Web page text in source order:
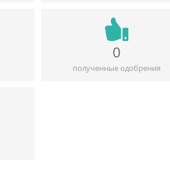
0
полученные одобрения